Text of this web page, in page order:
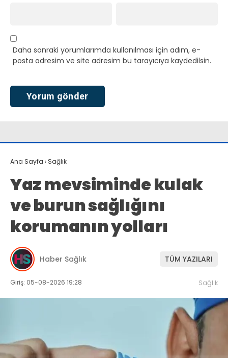
Daha sonraki yorumlarımda kullanılması için adım, e-
posta adresim ve site adresim bu tarayıcıya kaydedilsin.
Ana Sayfa › Sağlık
Yaz mevsiminde kulak
ve burun sağlığını
korumanın yolları
Haber Sağlık TÜM YAZILARI
Giriş: 05-08-2026 19:28 Sağlık